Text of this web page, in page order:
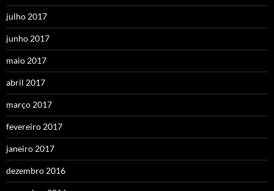
julho 2017
junho 2017
maio 2017
abril 2017
março 2017
fevereiro 2017
janeiro 2017
dezembro 2016